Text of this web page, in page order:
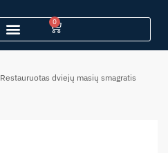
0
Restauruotas dviejų masių smagratis